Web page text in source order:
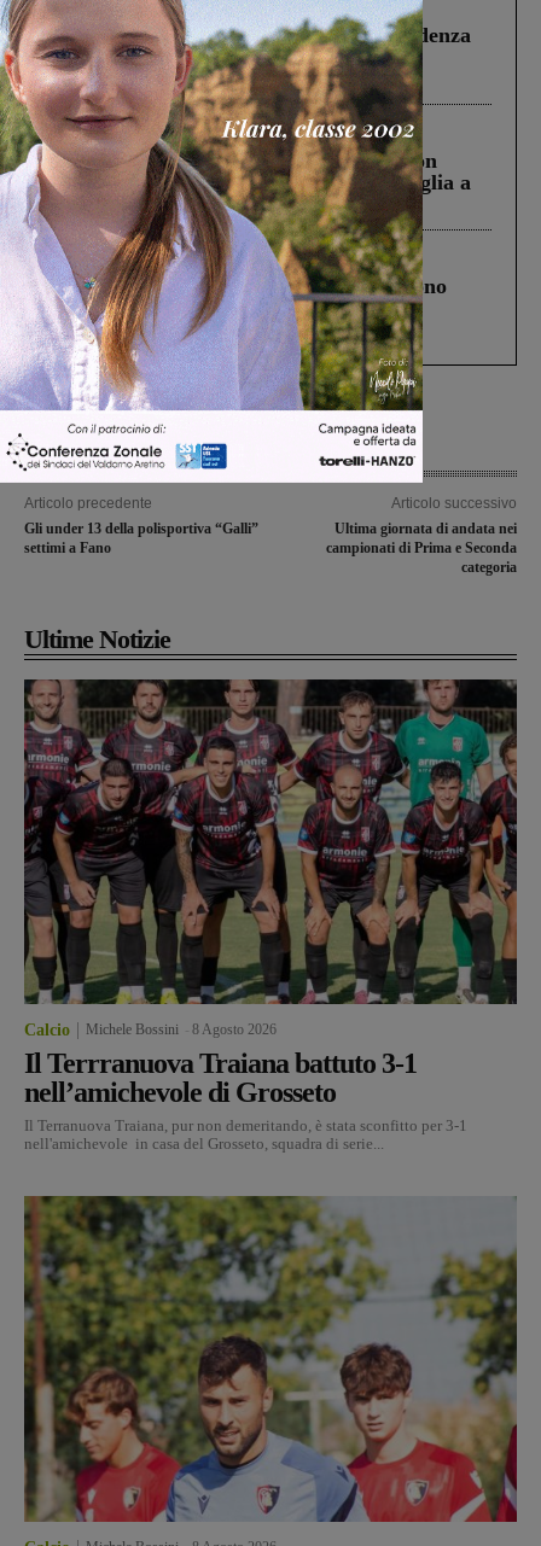
Figline Incisa Valdarno 1 Agosto 2026
Piscina di Figline finanziata oltre la scadenza
Pnrr, il gruppo di Fratelli d’Italia: “Un
ringraziamento al Governo”
Cronaca 3 Agosto 2026
Scomparso da una struttura di Castiglion
Fiorentino l’uomo che aveva ucciso la figlia a
Levane nel 2020
Cronaca 4 Agosto 2026
Un anno fa la strage in A1 in cui morirono
Gianni, Giulia e Franco. Lo schianto, il
processo, lo stop ai sorpassi fra tir....
Articolo precedente
Gli under 13 della polisportiva “Galli”
settimi a Fano
Articolo successivo
Ultima giornata di andata nei
campionati di Prima e Seconda
categoria
Ultime Notizie
Calcio Michele Bossini 8 Agosto 2026
Il Terrranuova Traiana battuto 3-1
nell’amichevole di Grosseto
Il Terranuova Traiana, pur non demeritando, è stata sconfitto per 3-1
nell'amichevole in casa del Grosseto, squadra di serie...